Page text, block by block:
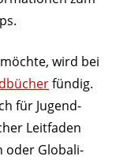
wird bei
fündig.
für Jugend­
Leit­faden
oder Globa­li­